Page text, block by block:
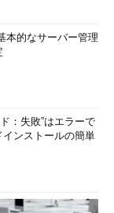
本的なサーバー管理
：失敗”はエラーで
ンストールの簡単